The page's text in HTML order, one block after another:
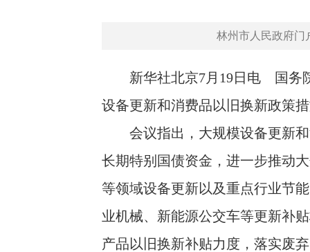
林州市人民政府门
新华社北京7月19日电 国务院
设备更新和消费品以旧换新政策
会议指出，大规模设备更新和
长期特别国债资金，进一步推动
等领域设备更新以及重点行业节
业机械、新能源公交车等更新补
产品以旧换新补贴力度，落实废